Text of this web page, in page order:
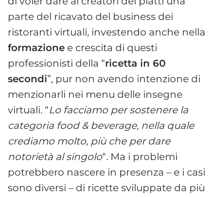
parte del ricavato del business dei
ristoranti virtuali, investendo anche nella
formazione e crescita di questi
professionisti della “ricetta in 60
secondi”, pur non avendo intenzione di
menzionarli nei menu delle insegne
virtuali. “Lo facciamo per sostenere la
categoria food & beverage, nella quale
crediamo molto, più che per dare
notorietà al singolo“. Ma i problemi
potrebbero nascere in presenza – e i casi
sono diversi – di ricette sviluppate da più